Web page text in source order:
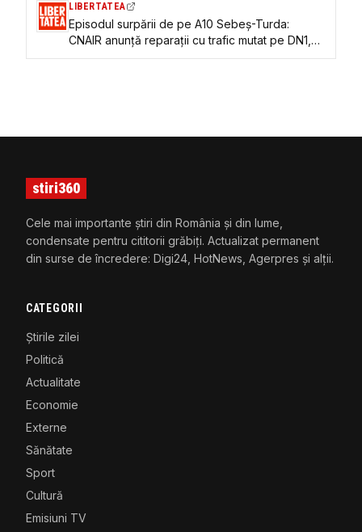
directorului CNAIR Pistol îi este lene. De suferit
vor suferi românii
LIBERTATEA
Episodul surpării de pe A10 Sebeș-Turda:
CNAIR anunță reparații cu trafic mutat pe DN1,
iar Pro Infrastructură cere devierea pe celălalt
stiri360
Cele mai importante știri din România și din lume,
condensate pentru cititorii grăbiți. Actualizat permanent
din surse de încredere: Digi24, HotNews, Agerpres și alții.
CATEGORII
Știrile zilei
Politică
Actualitate
Economie
Externe
Sănătate
Sport
Cultură
Emisiuni TV